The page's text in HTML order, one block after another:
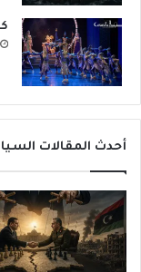
أحدث المقالات